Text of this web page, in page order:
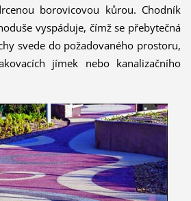
borovicovou kůrou. Chodník
vyspáduje, čímž se přebytečná
svede do požadovaného prostoru,
jímek nebo kanalizačního